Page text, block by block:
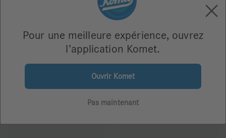
4562ST -
4573 - Coffret
Pour une meilleure expérience, ouvrez
l’application Komet.
Ouvrir Komet
Pas maintenant